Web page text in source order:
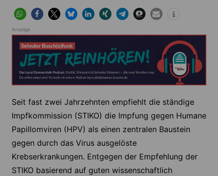
Anzeige
Seit fast zwei Jahrzehnten empfiehlt die ständige
Impfkommission (STIKO) die Impfung gegen Humane
Papillomviren (HPV) als einen zentralen Baustein
gegen durch das Virus ausgelöste
Krebserkrankungen. Entgegen der Empfehlung der
STIKO basierend auf guten wissenschaftlich